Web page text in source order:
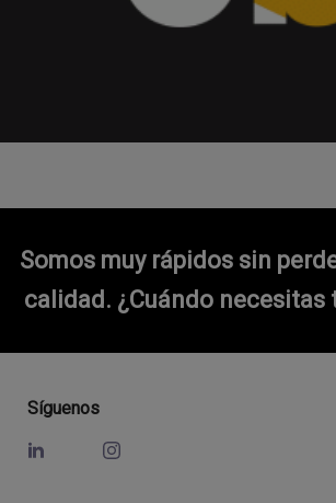
Somos muy rápidos sin
calidad. ¿Cuándo necesitas
Síguenos